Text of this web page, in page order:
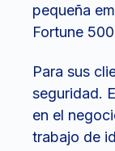
pequeña
Fortune
Para sus
seguridad.
en el
trabajo de